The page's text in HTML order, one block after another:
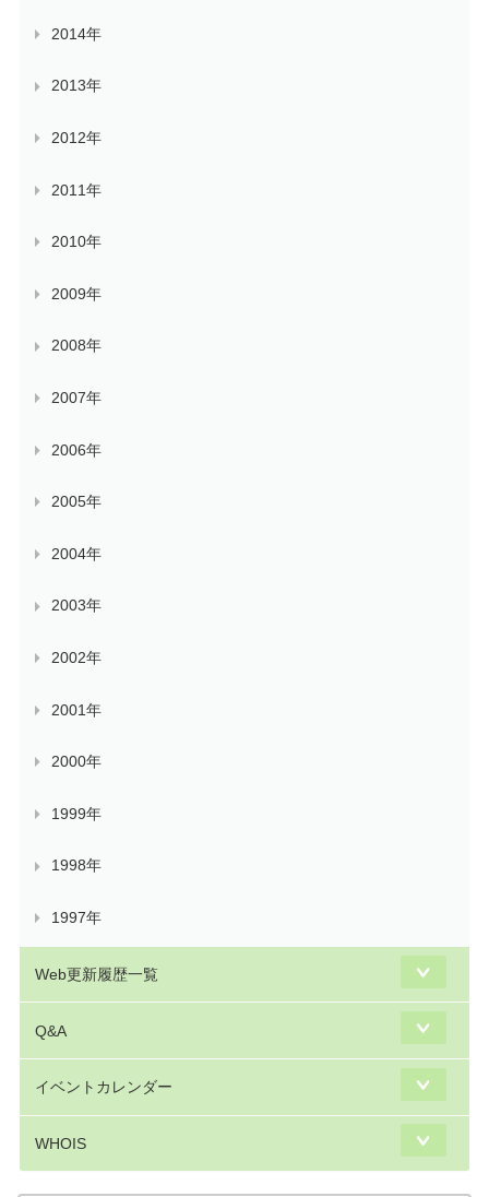
2014年
2013年
2012年
2011年
2010年
2009年
2008年
2007年
2006年
2005年
2004年
2003年
2002年
2001年
2000年
1999年
1998年
1997年
Web更新履歴一覧
Q&A
イベントカレンダー
WHOIS